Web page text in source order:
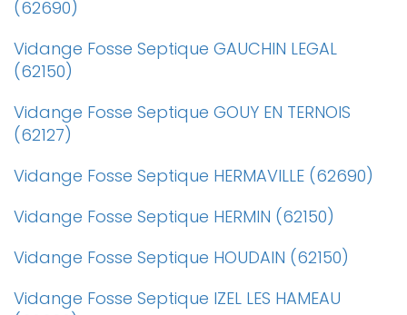
(62690)
Vidange Fosse Septique GAUCHIN LEGAL
(62150)
Vidange Fosse Septique GOUY EN TERNOIS
(62127)
Vidange Fosse Septique HERMAVILLE (62690)
Vidange Fosse Septique HERMIN (62150)
Vidange Fosse Septique HOUDAIN (62150)
Vidange Fosse Septique IZEL LES HAMEAU